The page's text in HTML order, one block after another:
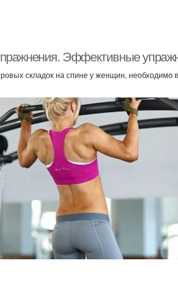
Эффективные
складок на спине у женщин, необходимо